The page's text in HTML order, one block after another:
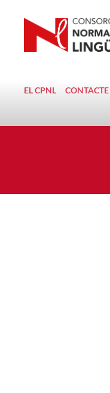
EL CPNL CONTACTE